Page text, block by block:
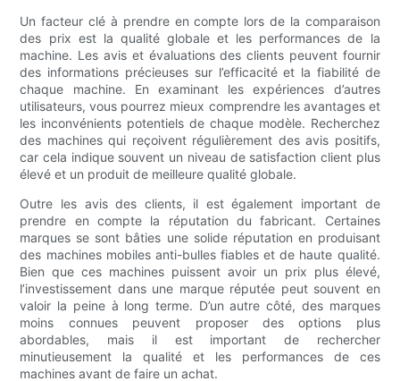
Un facteur clé à prendre en compte lors de la comparaison
des prix est la qualité globale et les performances de la
machine. Les avis et évaluations des clients peuvent fournir
des informations précieuses sur l’efficacité et la fiabilité de
chaque machine. En examinant les expériences d’autres
utilisateurs, vous pourrez mieux comprendre les avantages et
les inconvénients potentiels de chaque modèle. Recherchez
des machines qui reçoivent régulièrement des avis positifs,
car cela indique souvent un niveau de satisfaction client plus
élevé et un produit de meilleure qualité globale.
Outre les avis des clients, il est également important de
prendre en compte la réputation du fabricant. Certaines
marques se sont bâties une solide réputation en produisant
des machines mobiles anti-bulles fiables et de haute qualité.
Bien que ces machines puissent avoir un prix plus élevé,
l’investissement dans une marque réputée peut souvent en
valoir la peine à long terme. D’un autre côté, des marques
moins connues peuvent proposer des options plus
abordables, mais il est important de rechercher
minutieusement la qualité et les performances de ces
machines avant de faire un achat.